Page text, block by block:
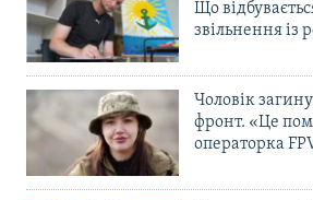
Що
звільнення із
Чоловік
фронт. «Це
операторка